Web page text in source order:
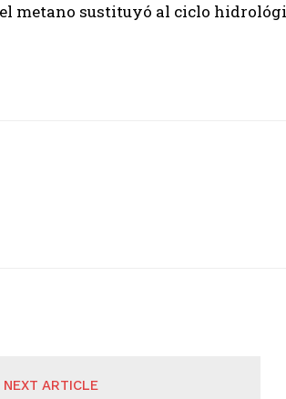
metano sustituyó al ciclo
NEXT ARTICLE